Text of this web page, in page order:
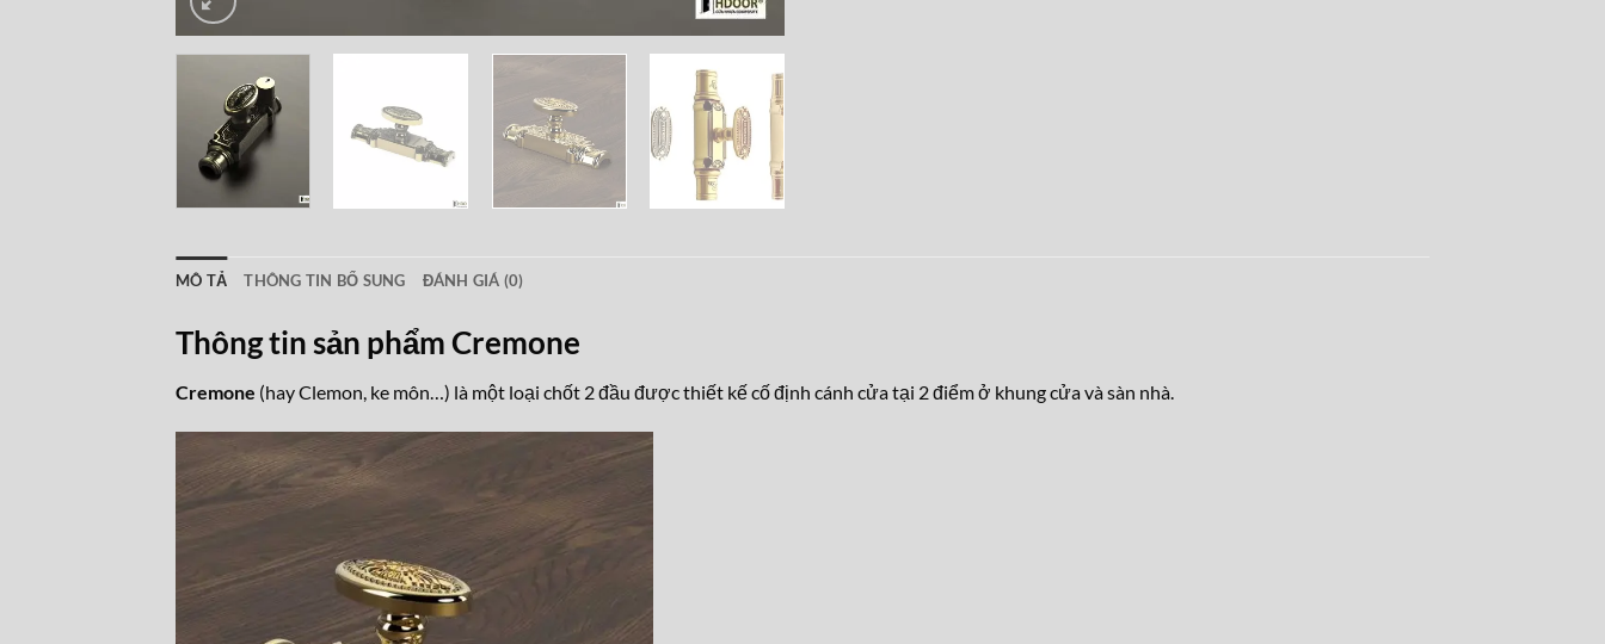
MÔ TẢ THÔNG TIN BỔ SUNG ĐÁNH GIÁ (0)
Thông tin sản phẩm Cremone
Cremone (hay Clemon, ke môn…) là một loại chốt 2 đầu được thiết kế cố định cánh cửa tại 2 điểm ở khung cửa và sàn nhà.